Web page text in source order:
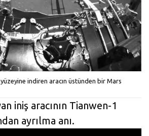
indiren aracın üstünden bir Mars
iniş aracının Tianwen-1
ayrılma anı.